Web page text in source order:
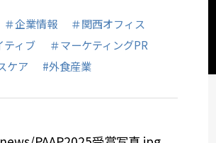
＃企業情報
＃関西オフィス
ティブ
＃マーケティングPR
ケア
#外食産業
ティコミュニケーション